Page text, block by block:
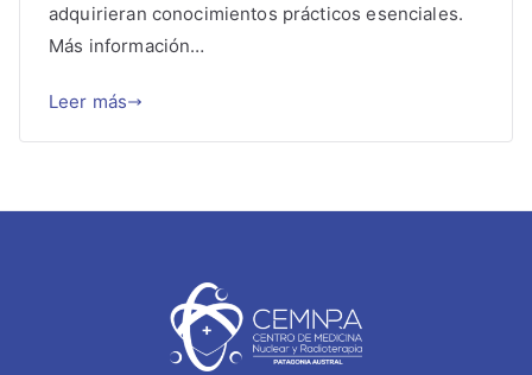
adquirieran conocimientos prácticos esenciales.
Más información…
Leer más